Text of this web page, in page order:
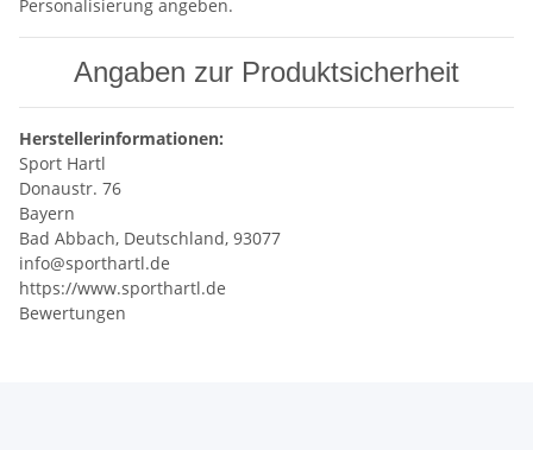
Personalisierung angeben.
Angaben zur Produktsicherheit
Herstellerinformationen:
Sport Hartl
Donaustr. 76
Bayern
Bad Abbach, Deutschland, 93077
info@sporthartl.de
https://www.sporthartl.de
Bewertungen